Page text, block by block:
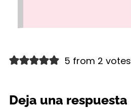
5 from 2 votes
Deja una respuesta